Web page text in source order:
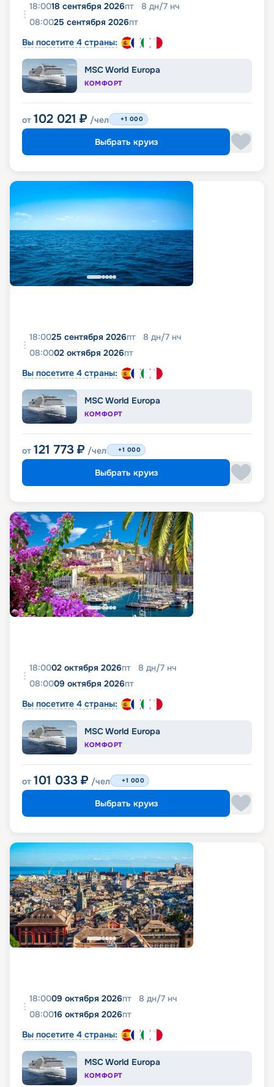
18:0018 сентября 2026пт 8 дн/7 нч
08:0025 сентября 2026пт
Вы посетите 4 страны:
MSC World Europa
КОМФОРТ
от 102 021 ₽ /чел +1 000
Выбрать круиз
18:0025 сентября 2026пт 8 дн/7 нч
08:0002 октября 2026пт
Вы посетите 4 страны:
MSC World Europa
КОМФОРТ
от 121 773 ₽ /чел +1 000
Выбрать круиз
18:0002 октября 2026пт 8 дн/7 нч
08:0009 октября 2026пт
Вы посетите 4 страны:
MSC World Europa
КОМФОРТ
от 101 033 ₽ /чел +1 000
Выбрать круиз
18:0009 октября 2026пт 8 дн/7 нч
08:0016 октября 2026пт
Вы посетите 4 страны:
MSC World Europa
КОМФОРТ